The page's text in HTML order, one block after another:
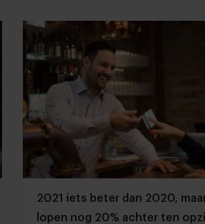
2021 iets beter dan 2020,
lopen nog 20% achter ten